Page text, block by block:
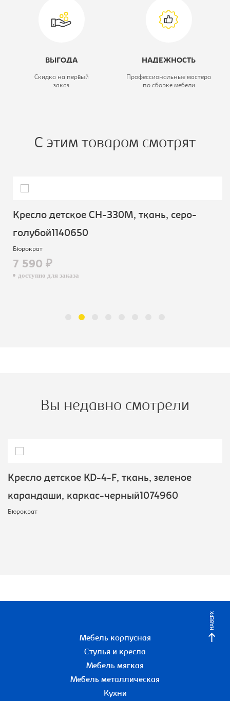
ВЫГОДА
Скидка на первый
заказ
НАДЕЖНОСТЬ
Профессиональные мастера
по сборке мебели
С этим товаром смотрят
Кресло детское CH-330M, ткань, серо-
голубой1140650
Бюрократ
7 590 ₽
доступно для заказа
Вы недавно смотрели
Кресло детское KD-4-F, ткань, зеленое
карандаши, каркас-черный1074960
Бюрократ
НАВЕРХ
Мебель корпусная
Стулья и кресла
Мебель мягкая
Мебель металлическая
Кухни